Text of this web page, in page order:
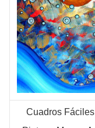
Cuadros Fáciles